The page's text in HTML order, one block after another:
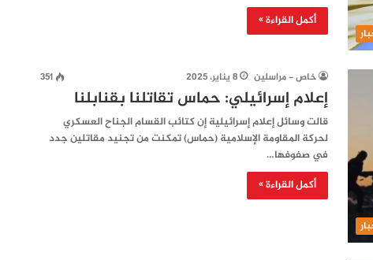
أكمل القراءة »
خاص - مراسلين 8 يناير، 2025 351
إعلام إسرائيلي: حماس تقاتلنا بقنابلنا
قالت وسائل إعلام إسرائيلية إن كتائب القسام الجناح العسكري
لحركة المقاومة الإسلامية (حماس) تمكنت من تجنيد مقاتلين جدد
في صفوفها…
أكمل القراءة »